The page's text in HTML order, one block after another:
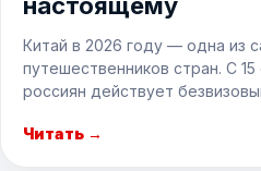
Китай в 2026 году — одна из
путешественников стран. С
россиян действует
Читать →